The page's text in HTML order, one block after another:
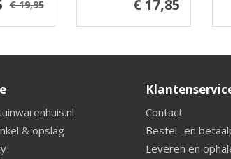
€ 19,95 € 17,85
& opslag
Contact
Bestel- en
Leveren en